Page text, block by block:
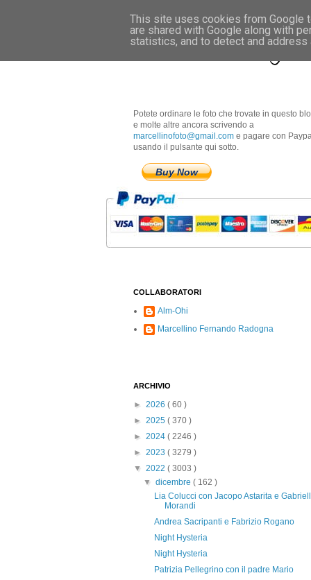
Marcellino
Potete ordinare le foto che trovate in questo
e molte altre ancora scrivendo a
marcellinofoto@gmail.com e pagare con
usando il pulsante qui sotto.
Buy Now
COLLABORATORI
Alm-Ohi
Marcellino Fernando Radogna
ARCHIVIO
► 2026 ( 60 )
► 2025 ( 370 )
► 2024 ( 2246 )
► 2023 ( 3279 )
▼ 2022 ( 3003 )
▼dicembre( 162 )
Lia Colucci con Jacopo Astarita e
Morandi
Andrea Sacripanti e Fabrizio Rogano
Night Hysteria
Night Hysteria
Patrizia Pellegrino con il padre Mario
This site uses cookies from Google
are shared with Google along with
statistics, and to detect and address